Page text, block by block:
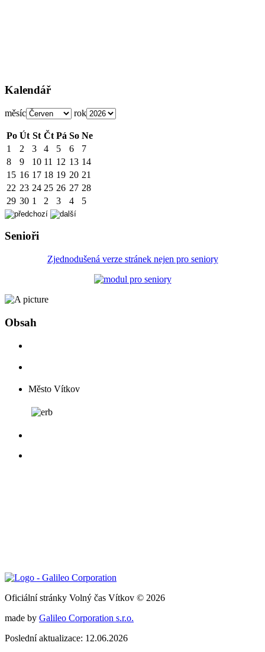
Kalendář
měsíc rok
Po Út St Čt Pá So Ne
1
2 3 4 5 6
7
8
9 10 11 12 13 14
15 16 17 18 19 20 21
22 23 24 25 26 27 28
29 30 1 2 3 4 5
Senioři
Zjednodušená verze stránek nejen pro seniory
Obsah
Město Vítkov
Oficiální stránky Volný čas Vítkov © 2026
made by Galileo Corporation s.r.o.
Poslední aktualizace: 12.06.2026